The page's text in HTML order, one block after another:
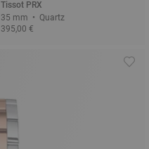
Tissot PRX
35 mm • Quartz
395,00 €